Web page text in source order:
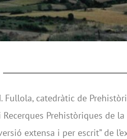
Fullola, catedràtic de
Recerques Prehistòriques de
extensa i per escrit” de